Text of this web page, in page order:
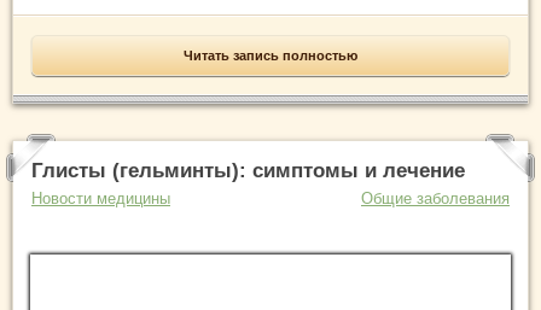
Читать запись полностью
Глисты (гельминты): симптомы и лечение
Новости медицины Общие заболевания